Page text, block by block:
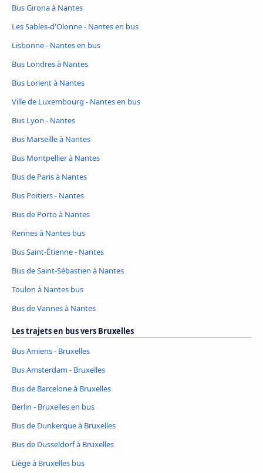
Bus Girona à Nantes
Les Sables-d'Olonne - Nantes en bus
Lisbonne - Nantes en bus
Bus Londres à Nantes
Bus Lorient à Nantes
Ville de Luxembourg - Nantes en bus
Bus Lyon - Nantes
Bus Marseille à Nantes
Bus Montpellier à Nantes
Bus de Paris à Nantes
Bus Poitiers - Nantes
Bus de Porto à Nantes
Rennes à Nantes bus
Bus Saint-Étienne - Nantes
Bus de Saint-Sébastien à Nantes
Toulon à Nantes bus
Bus de Vannes à Nantes
Les trajets en bus vers Bruxelles
Bus Amiens - Bruxelles
Bus Amsterdam - Bruxelles
Bus de Barcelone à Bruxelles
Berlin - Bruxelles en bus
Bus de Dunkerque à Bruxelles
Bus de Dusseldorf à Bruxelles
Liège à Bruxelles bus